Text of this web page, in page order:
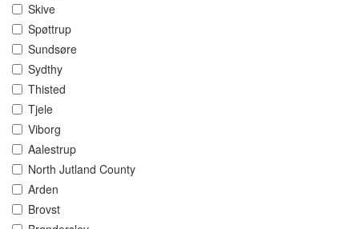
Skive
Spøttrup
Sundsøre
Sydthy
Thisted
Tjele
Viborg
Aalestrup
North Jutland County
Arden
Brovst